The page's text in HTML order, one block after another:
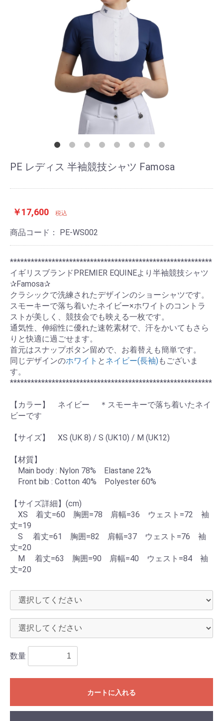
PE レディス 半袖競技シャツ Famosa
￥17,600 税込
商品コード： PE-WS002
**********************************************************
イギリスブランドPREMIER EQUINEより半袖競技シャツ
✰Famosa✰
クラシックで洗練されたデザインのショーシャツです。
スモーキーで落ち着いたネイビー×ホワイトのコントラ
ストが美しく、競技会でも映える一枚です。
通気性、伸縮性に優れた速乾素材で、汗をかいてもさら
りと快適に過ごせます。
首元はスナップボタン留めで、お着替えも簡単です。
同じデザインのホワイト と ネイビー(長袖)もございま
す。
**********************************************************
【カラー】 ネイビー ＊スモーキーで落ち着いたネイ
ビーです
【サイズ】 XS (UK 8) / S (UK10) / M (UK12)
【材質】
Main body : Nylon 78% Elastane 22%
Front bib : Cotton 40% Polyester 60%
【サイズ詳細】(cm)
XS 着丈=60 胸囲=78 肩幅=36 ウェスト=72 袖
丈=19
S 着丈=61 胸囲=82 肩幅=37 ウェスト=76 袖
丈=20
M 着丈=63 胸囲=90 肩幅=40 ウェスト=84 袖
丈=20
数量
カートに入れる